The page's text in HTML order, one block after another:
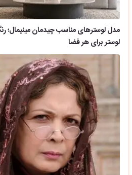
مدل لوسترهای مناسب چیدمان مینیمال؛
لوستر برای هر فضا